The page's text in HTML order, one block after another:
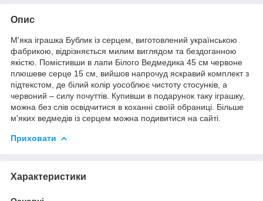
Опис
М'яка іграшка Бублик із серцем, виготовлений українською
фабрикою, відрізняється милим виглядом та бездоганною
якістю. Помістивши в лапи Білого Ведмедика 45 см червоне
плюшеве серце 15 см, вийшов напрочуд яскравий комплект з
підтекстом, де білий колір уособлює чистоту стосунків, а
червоний – силу почуттів. Купивши в подарунок таку іграшку,
можна без слів освідчитися в коханні своїй обраниці. Більше
м'яких ведмедів із серцем можна подивитися на сайті.
Приховати
Характеристики